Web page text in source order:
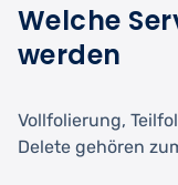
Welche
werden
Vollfolierung,
Delete gehören